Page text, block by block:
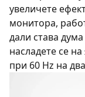
увеличете
монитора,
дали става
насладете се
при 60 Hz на